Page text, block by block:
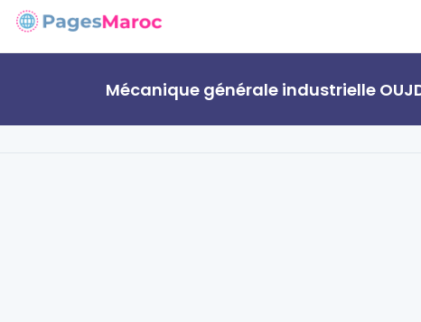
Mécanique générale industrielle